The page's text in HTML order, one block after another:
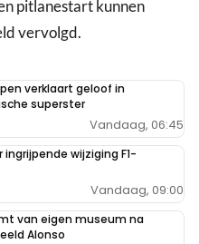
pitlanestart kunnen
vervolgd.
verklaart geloof in
superster
Vandaag, 06:45
wijziging F1-
Vandaag, 09:00
van eigen museum na
Alonso